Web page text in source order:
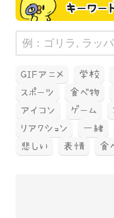
キーワー
GIFアニメ 学校
スポーツ
食べ物
アイコン
ゲーム
リアクション
一緒
悲しい
表情 食